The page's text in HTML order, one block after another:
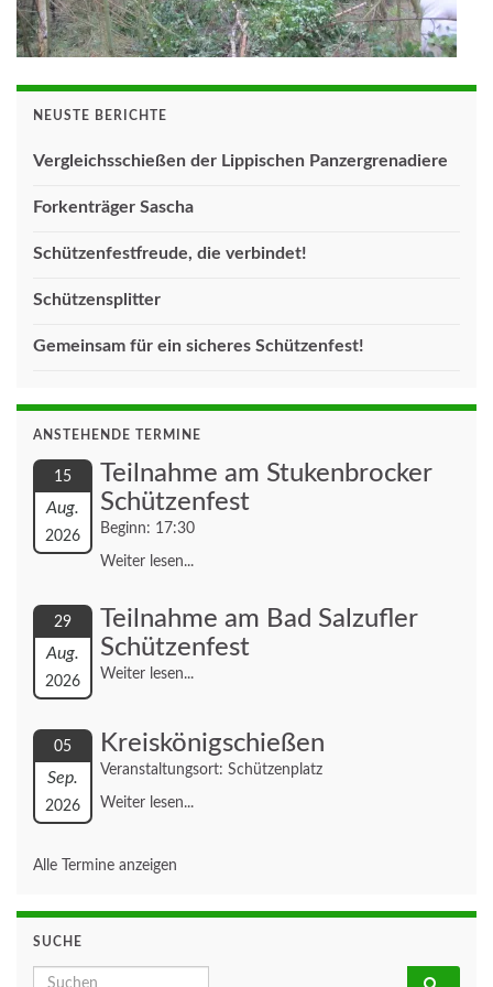
NEUSTE BERICHTE
Vergleichsschießen der Lippischen Panzergrenadiere
Forkenträger Sascha
Schützenfestfreude, die verbindet!
Schützensplitter
Gemeinsam für ein sicheres Schützenfest!
ANSTEHENDE TERMINE
15
Aug.
2026
Teilnahme am Stukenbrocker
Schützenfest
Beginn: 17:30
Weiter lesen...
29
Aug.
2026
Teilnahme am Bad Salzufler
Schützenfest
Weiter lesen...
05
Sep.
2026
Kreiskönigschießen
Veranstaltungsort: Schützenplatz
Weiter lesen...
Alle Termine anzeigen
SUCHE
Search for: